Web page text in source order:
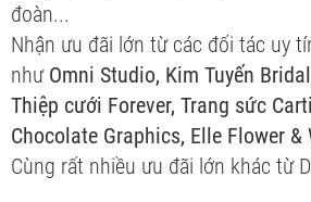
đoàn...
Nhận ưu đãi lớn từ các đối tác uy
như Omni Studio, Kim Tuyến
Thiệp cưới Forever, Trang sức
Chocolate Graphics, Elle Flower &
Cùng rất nhiều ưu đãi lớn khác từ